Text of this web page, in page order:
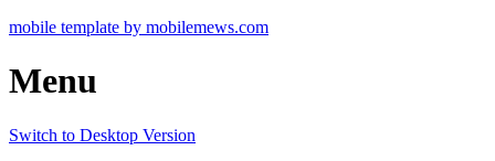
mobile template by mobilemews.com
Menu
Switch to Desktop Version